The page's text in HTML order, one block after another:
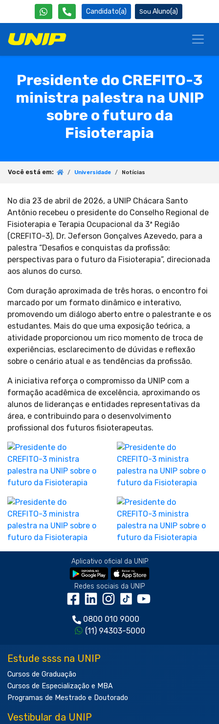
Candidato(a) Aluno(a)
Presidente do CREFITO-3
ministra palestra na UNIP
sobre o futuro da
Fisioterapia
Você está em: Universidade Notícias
No dia 23 de abril de 2026, a UNIP Chácara Santo
Antônio recebeu o presidente do Conselho Regional de
Fisioterapia e Terapia Ocupacional da 3ª Região
(CREFITO-3), Dr. Jeferson Gonçalves Azevedo, para a
palestra “Desafios e conquistas da profissão:
perspectivas para o futuro da Fisioterapia”, direcionada
aos alunos do curso.
Com duração aproximada de três horas, o encontro foi
marcado por um formato dinâmico e interativo,
promovendo um diálogo aberto entre o palestrante e os
estudantes. Mais do que uma exposição teórica, a
atividade proporcionou um rico momento de troca de
experiências, esclarecimento de dúvidas e reflexão
sobre o cenário atual e as tendências da profissão.
A iniciativa reforça o compromisso da UNIP com a
formação acadêmica de excelência, aproximando os
alunos de lideranças e entidades representativas da
área, e contribuindo para o desenvolvimento
profissional dos futuros fisioterapeutas.
Aplicativo oficial da UNIP
Redes sociais da UNIP
0800 010 9000
(11) 94303-5000
Estude ssss na UNIP
Cursos de Graduação
Cursos de Especialização e MBA
Programas de Mestrado e Doutorado
Vestibular da UNIP